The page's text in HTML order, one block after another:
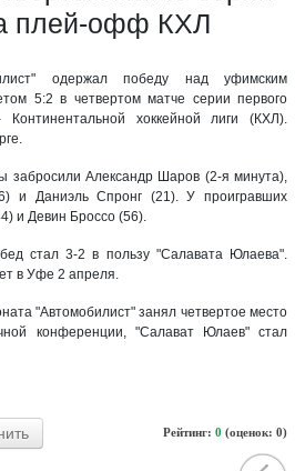
плей-офф КХЛ
одержал победу над уфимским
5:2 в четвертом матче серии первого
хоккейной лиги (КХЛ).
забросили Александр Шаров (2-я минута),
и Даниэль Спронг (21). У проигравших
и Девин Броссо (56).
стал 3-2 в пользу "Салавата Юлаева".
в Уфе 2 апреля.
"Автомобилист" занял четвертое место
конференции, "Салават Юлаев" стал
Рейтинг: 0 (оценок: 0)